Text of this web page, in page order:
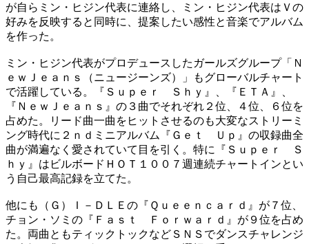
が自らミン・ヒジン代表に連絡し、ミン・ヒジン代表はＶの
好みを反映すると同時に、提案したい感性と音楽でアルバム
を作った。
ミン・ヒジン代表がプロデュースしたガールズグループ「Ｎ
ｅｗＪｅａｎｓ（ニュージーンズ）」もグローバルチャート
で活躍している。『Ｓｕｐｅｒ Ｓｈｙ』、『ＥＴＡ』、
『ＮｅｗＪｅａｎｓ』の３曲でそれぞれ２位、４位、６位を
占めた。リード曲一曲をヒットさせるのも大変なストリーミ
ング時代に２ｎｄミニアルバム『Ｇｅｔ Ｕｐ』の収録曲全
曲が満遍なく愛されていて目を引く。特に『Ｓｕｐｅｒ Ｓ
ｈｙ』はビルボードＨＯＴ１００７週連続チャートインとい
う自己最高記録を立てた。
他にも（Ｇ）Ｉ－ＤＬＥの『Ｑｕｅｅｎｃａｒｄ』が７位、
チョン・ソミの『Ｆａｓｔ Ｆｏｒｗａｒｄ』が９位を占め
た。両曲ともティックトックなどＳＮＳでダンスチャレンジ